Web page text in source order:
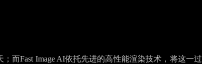
而Fast Image AI依托先进的高性能渲染技术，将这一过